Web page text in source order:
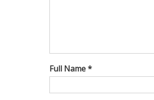
Full Name *